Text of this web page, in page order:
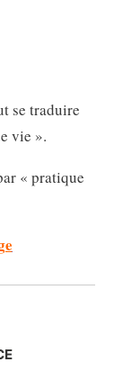
se traduire
vie ».
« pratique